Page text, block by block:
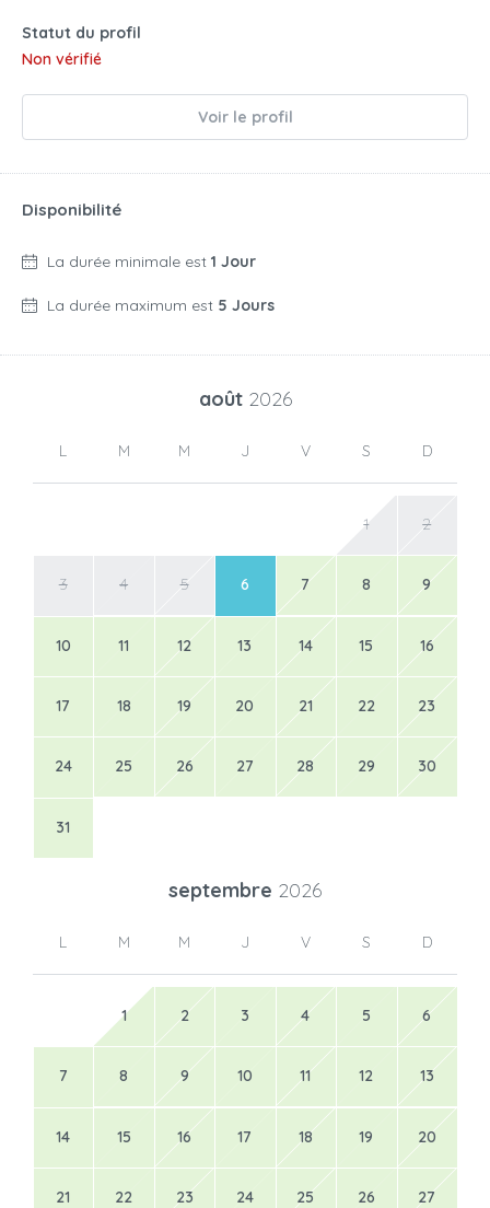
Statut du profil
Non vérifié
Voir le profil
Disponibilité
La durée minimale est 1 Jour
La durée maximum est 5 Jours
août 2026
L M M J V S D
1 2
3 4 5 6 7 8 9
10 11 12 13 14 15 16
17 18 19 20 21 22 23
24 25 26 27 28 29 30
31
septembre 2026
L M M J V S D
1 2 3 4 5 6
7 8 9 10 11 12 13
14 15 16 17 18 19 20
21 22 23 24 25 26 27